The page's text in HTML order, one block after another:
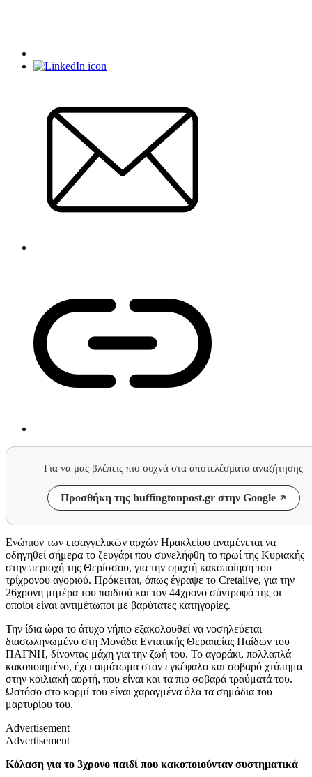
Για να μας βλέπεις πιο συχνά στα αποτελέσματα αναζήτησης
Προσθήκη της huffingtonpost.gr στην Google
Ενώπιον των εισαγγελικών αρχών Ηρακλείου αναμένεται να
οδηγηθεί σήμερα το ζευγάρι που συνελήφθη το πρωί της Κυριακής
στην περιοχή της Θερίσσου, για την φριχτή κακοποίηση του
τρίχρονου αγοριού. Πρόκειται, όπως έγραψε το Cretalive, για την
26χρονη μητέρα του παιδιού και τον 44χρονο σύντροφό της οι
οποίοι είναι αντιμέτωποι με βαρύτατες κατηγορίες.
Την ίδια ώρα το άτυχο νήπιο εξακολουθεί να νοσηλεύεται
διασωληνωμένο στη Μονάδα Εντατικής Θεραπείας Παίδων του
ΠΑΓΝΗ, δίνοντας μάχη για την ζωή του. Το αγοράκι, πολλαπλά
κακοποιημένο, έχει αιμάτωμα στον εγκέφαλο και σοβαρό χτύπημα
στην κοιλιακή αορτή, που είναι και τα πιο σοβαρά τραύματά του.
Ωστόσο στο κορμί του είναι χαραγμένα όλα τα σημάδια του
μαρτυρίου του.
Advertisement
Advertisement
Κόλαση για το 3χρονο παιδί που κακοποιούνταν συστηματικά